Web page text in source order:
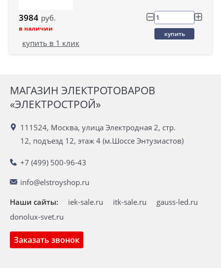
3984 руб.
в наличии
купить
купить в 1 клик
МАГАЗИН ЭЛЕКТРОТОВАРОВ
«ЭЛЕКТРОСТРОЙ»
111524, Москва, улица Электродная 2, стр.
12, подъезд 12, этаж 4 (м.Шоссе Энтузиастов)
+7 (499) 500-96-43
info@elstroyshop.ru
Заказать звонок
Наши сайты: iek-sale.ru itk-sale.ru
gauss-led.ru
donolux-svet.ru